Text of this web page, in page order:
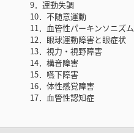
9．運動失調
10．不随意運動
11．血管性パーキンソニズム
12．眼球運動障害と眼症状
13．視力・視野障害
14．構音障害
15．嚥下障害
16．体性感覚障害
17．血管性認知症